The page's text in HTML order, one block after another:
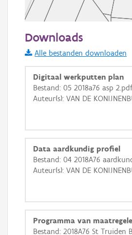
Informatie Vlaanderen
i
+ −
Basis Lagen
Ortho
GRB-Basiskaart
Downloads
Alle bestanden downloaden
Digitaal werkputten plan
Bestand: 05 2018a76 asp 2.pdf
Auteur(s): VAN DE
Data aardkundig profiel
Bestand: 04 2018A76
Auteur(s): VAN DE
Programma van
Bestand: 2018A76 St Truiden